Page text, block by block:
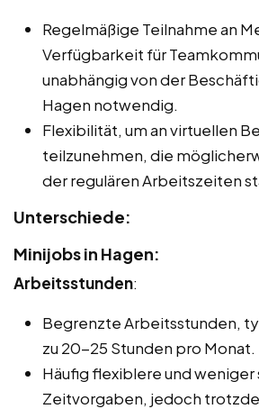
Regelmäßige Teilnahme an
Verfügbarkeit für
unabhängig von der
Hagen notwendig.
Flexibilität, um an virtuellen
teilzunehmen, die
der regulären Arbeitszeiten
Unterschiede:
Minijobs in Hagen:
Arbeitsstunden:
Begrenzte Arbeitsstunden,
zu 20-25 Stunden pro Monat.
Häufig flexiblere und
Zeitvorgaben, jedoch